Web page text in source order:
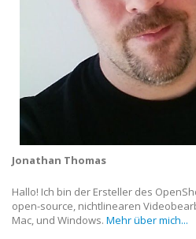
Jonathan Thomas
Hallo! Ich bin der Ersteller des
open-source, nichtlinearen
Mac, und Windows. Mehr über mich...